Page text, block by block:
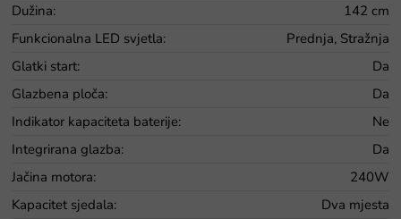
Dužina:
142 cm
Funkcionalna LED svjetla:
Prednja, Stražnja
Glatki start:
Da
Glazbena ploča:
Da
Indikator kapaciteta baterije:
Ne
Integrirana glazba:
Da
Jačina motora:
240W
Kapacitet sjedala:
Dva mjesta